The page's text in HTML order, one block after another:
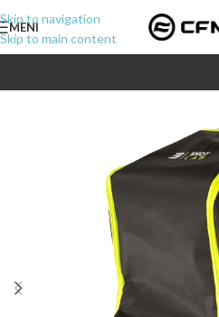
Skip to navigation
Skip to main content
MENI